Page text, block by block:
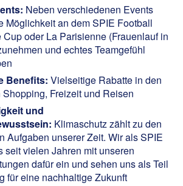
Neben verschiedenen Events
Möglichkeit an dem SPIE Football
oder La Parisienne (Frauenlauf in
und echtes Teamgefühl
Benefits: Vielseitige Rabatte in den
Freizeit und Reisen
und
Klimaschutz zählt zu den
Aufgaben unserer Zeit. Wir als SPIE
seit vielen Jahren mit unseren
dafür ein und sehen uns als Teil
für eine nachhaltige Zukunft